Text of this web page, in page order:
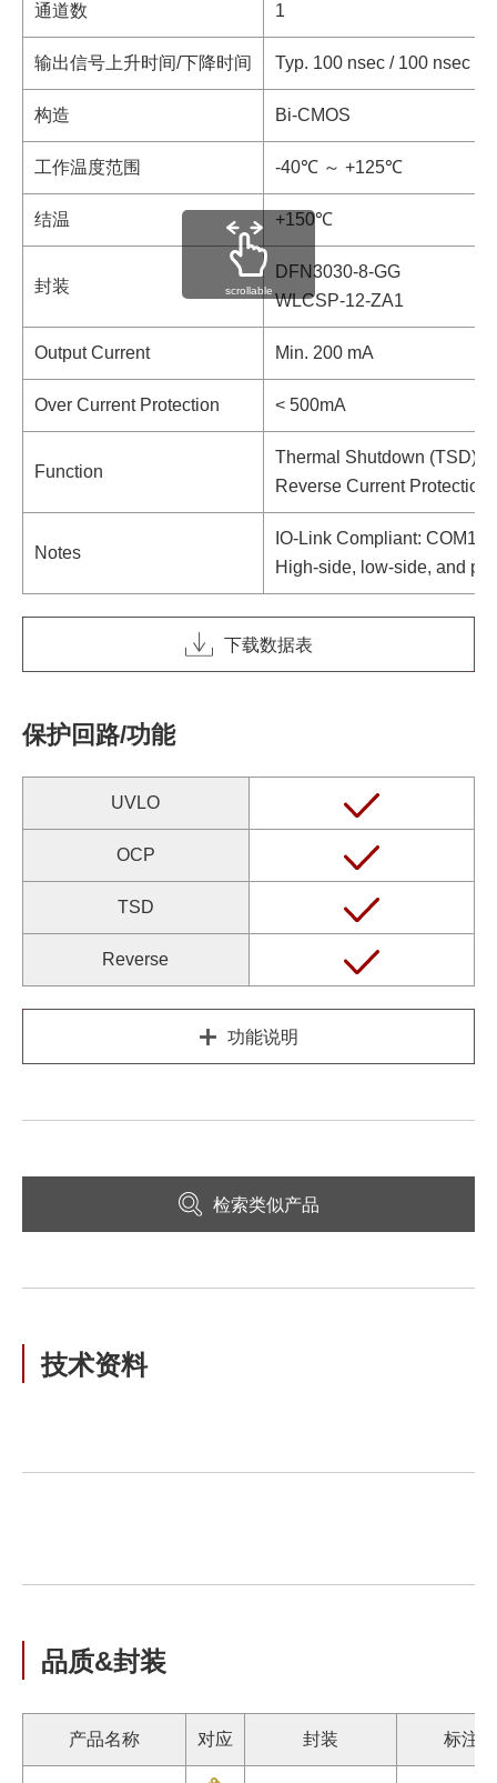
通道数 1
输出信号上升时间/下降时间 Typ. 100 nsec / 100 nsec
构造 Bi-CMOS
工作温度范围 -40℃ ～ +125℃
结温 +150℃
封装
DFN3030-8-GG
WLCSP-12-ZA1
Output Current Min. 200 mA
Over Current Protection < 500mA
Function
Thermal Shutdown (TSD)
Reverse Current Protection
Notes
IO-Link Compliant: COM1/
High-side, low-side, and
scrollable
下载数据表
保护回路/功能
UVLO
OCP
TSD
Reverse
功能说明
检索类似产品
技术资料
品质&封装
产品名称 对应 封装 标注